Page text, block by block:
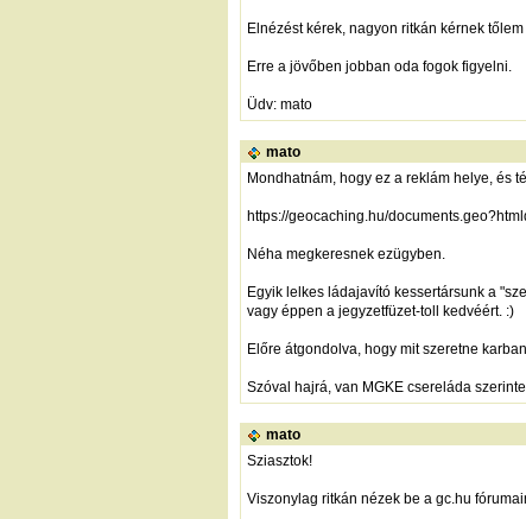
Elnézést kérek, nagyon ritkán kérnek
Erre a jövőben jobban oda fogok figyelni.
Üdv: mato
mato
Mondhatnám, hogy ez a reklám helye, és
https://geocaching.hu/
Néha megkeresnek ezügyben.
Egyik lelkes ládajavító kessertársunk a
vagy éppen a jegyzetfüzet-toll kedvéért. :)
Előre átgondolva, hogy mit szeretne
Szóval hajrá, van MGKE csereláda
mato
Sziasztok!
Viszonylag ritkán nézek be a gc.hu